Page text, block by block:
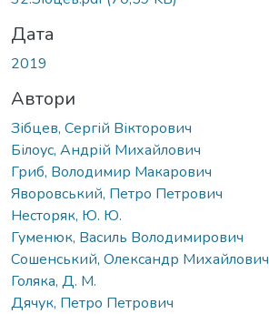
Дата
2019
Автори
Зібцев, Сергій Вікторович
Білоус, Андрій Михайлович
Гриб, Володимир Макарович
Яворовський, Петро Петрович
Несторяк, Ю. Ю.
Гуменюк, Василь Володимирович
Сошенський, Олександр Михайлович
Голяка, Д. М.
Дячук, Петро Петрович